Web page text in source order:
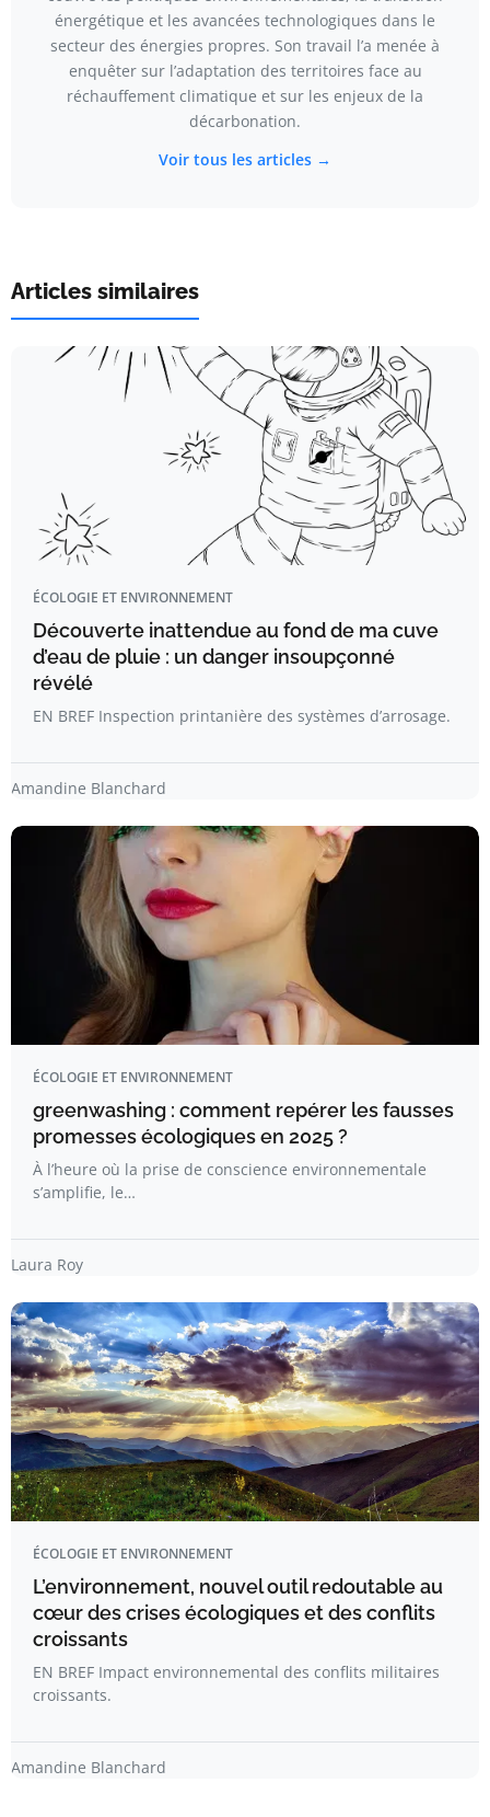
énergétique et les avancées technologiques dans le
secteur des énergies propres. Son travail l’a menée à
enquêter sur l’adaptation des territoires face au
réchauffement climatique et sur les enjeux de la
décarbonation.
Voir tous les articles →
Articles similaires
ÉCOLOGIE ET ENVIRONNEMENT
Découverte inattendue au fond de ma cuve
d’eau de pluie : un danger insoupçonné
révélé
EN BREF Inspection printanière des systèmes d’arrosage.
Amandine Blanchard
ÉCOLOGIE ET ENVIRONNEMENT
greenwashing : comment repérer les fausses
promesses écologiques en 2025 ?
À l’heure où la prise de conscience environnementale
s’amplifie, le…
Laura Roy
ÉCOLOGIE ET ENVIRONNEMENT
L’environnement, nouvel outil redoutable au
cœur des crises écologiques et des conflits
croissants
EN BREF Impact environnemental des conflits militaires
croissants.
Amandine Blanchard